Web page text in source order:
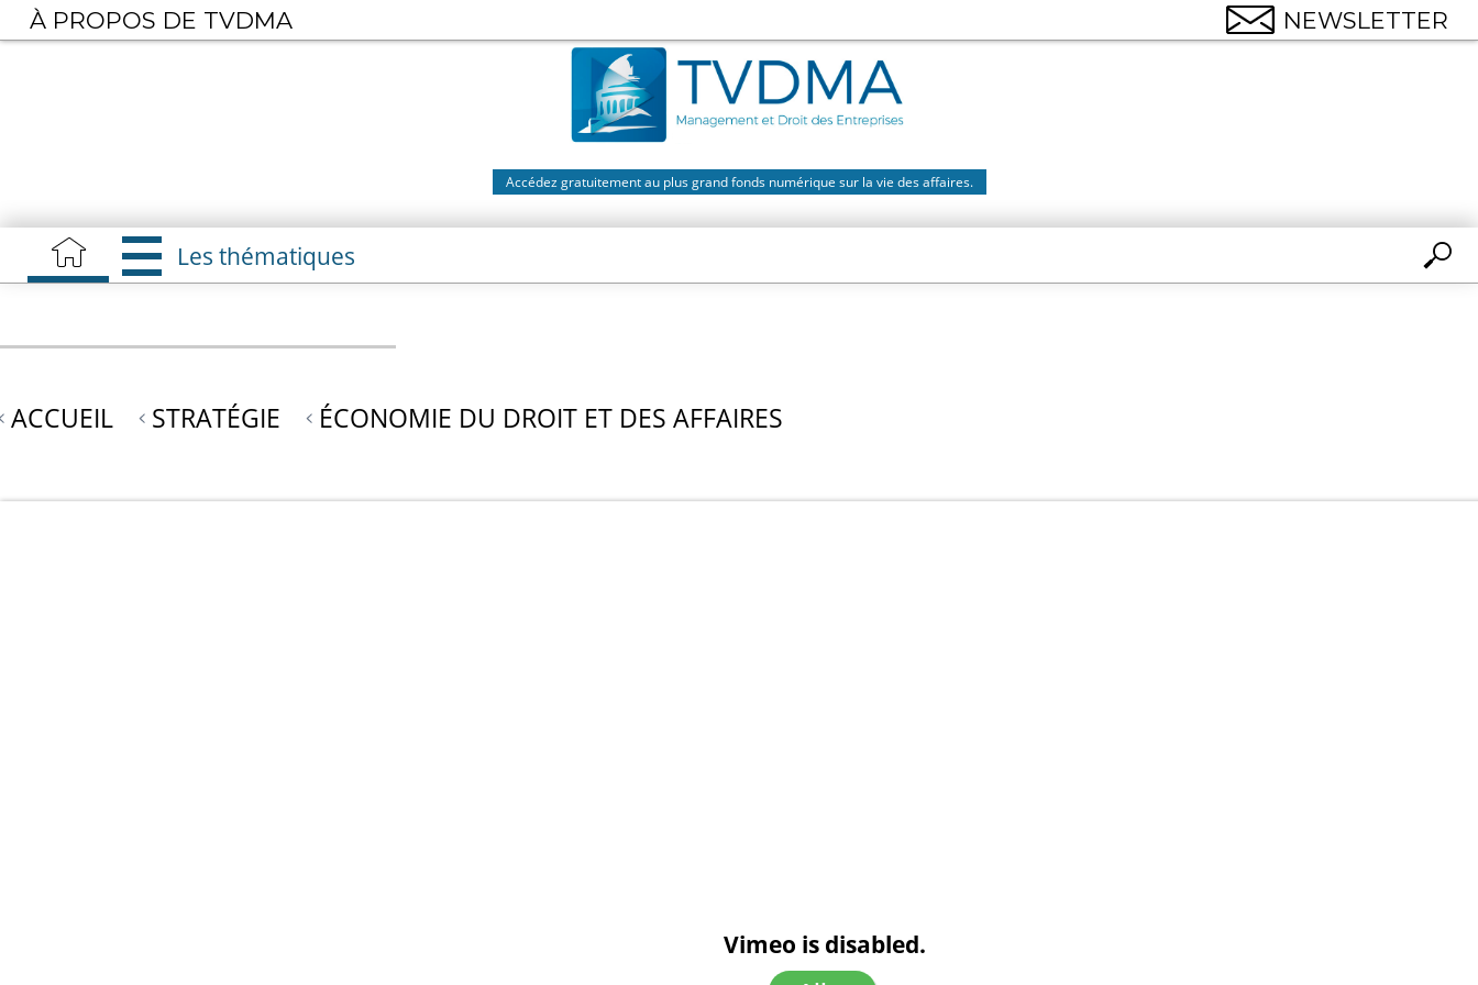
Aller
au
Accédez gratuitement au plus grand fonds numérique sur la vie des affaires.
Les thématiques
ACCUEIL STRATÉGIE ÉCONOMIE DU DROIT ET DES AFFAIRES
Vimeo is disabled.
À PROPOS DE TVDMA NEWSLETTER